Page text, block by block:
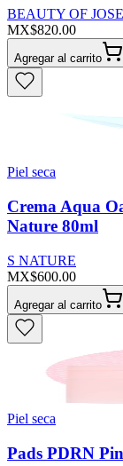
BEAUTY OF
MX$820.00
Agregar al carrito
Piel seca
Crema Aqua
Nature 80ml
S NATURE
MX$600.00
Agregar al carrito
Piel seca
Pads PDRN